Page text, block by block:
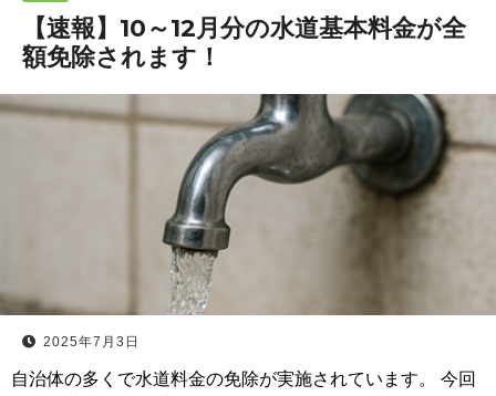
【速報】10～12月分の水道基本料金が全
額免除されます！
2025年7月3日
自治体の多くで水道料金の免除が実施されています。 今回